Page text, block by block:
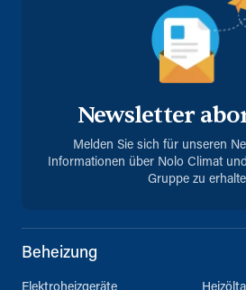
Newsletter
Melden Sie sich für unseren
Informationen über Nolo Climat
Gruppe zu
Beheizung